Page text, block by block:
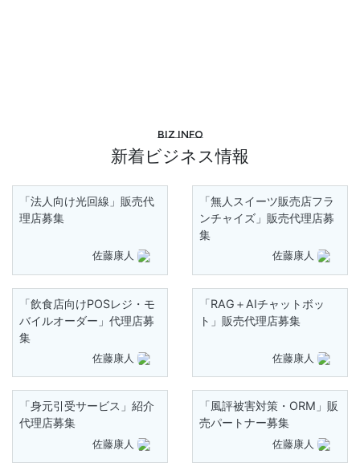
Biz info
新着ビジネス情報
「法人向け光回線」販売代
理店募集
佐藤康人
「無人スイーツ販売店フラ
ンチャイズ」販売代理店募
集
佐藤康人
「飲食店向けPOSレジ・モ
バイルオーダー」代理店募
集
佐藤康人
「RAG＋AIチャットボッ
ト」販売代理店募集
佐藤康人
「身元引受サービス」紹介
代理店募集
佐藤康人
「風評被害対策・ORM」販
売パートナー募集
佐藤康人